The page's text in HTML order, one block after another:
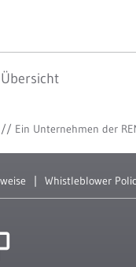
// Ein Unternehmen der
Whistleblower